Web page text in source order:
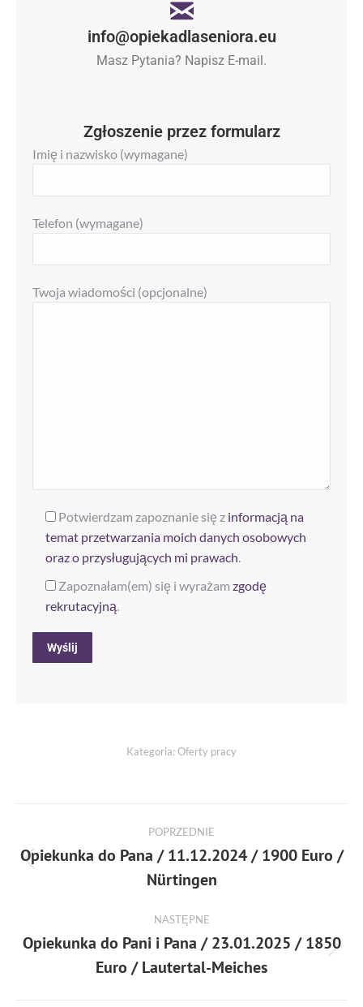
info@opiekadlaseniora.eu
Masz Pytania? Napisz E-mail.
Zgłoszenie przez formularz
Imię i nazwisko (wymagane)
Telefon (wymagane)
Twoja wiadomości (opcjonalne)
Potwierdzam zapoznanie się z informacją na
temat przetwarzania moich danych osobowych
oraz o przysługujących mi prawach.
Zapoznałam(em) się i wyrażam zgodę
rekrutacyjną.
Kategoria:Oferty pracy
POPRZEDNIE
Opiekunka do Pana / 11.12.2024 / 1900 Euro /
Nürtingen
NASTĘPNE
Opiekunka do Pani i Pana / 23.01.2025 / 1850
Euro / Lautertal-Meiches